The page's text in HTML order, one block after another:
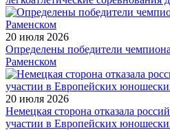
20 июля 2026
Определены победители
Раменском
20 июля 2026
Немецкая сторона отказала
участии в Европейских